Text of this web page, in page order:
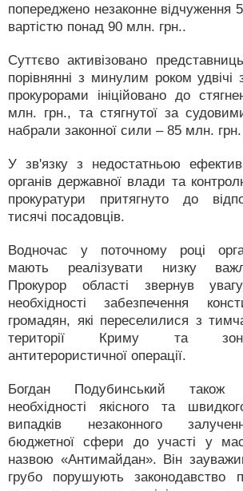
попереджено незаконне відчуження
вартістю понад 90 млн. грн..
Суттєво активізовано
порівнянні з минулим роком
прокурорами ініційовано до
млн. грн., та стягнутої за
набрали законної сили – 85 млн. грн.
У зв'язку з недостатньою
органів державної влади та
прокуратури притягнуто до
тисячі посадовців.
Водночас у поточному році
мають реалізувати низку
Прокурор області звернув
необхідності забезпечення
громадян, які переселилися з
території Криму та зон
антитерористичної операції.
Богдан Подубинський також
необхідності якісного та
випадків незаконного
бюджетної сфери до участі у
назвою «Антимайдан». Він
грубо порушують